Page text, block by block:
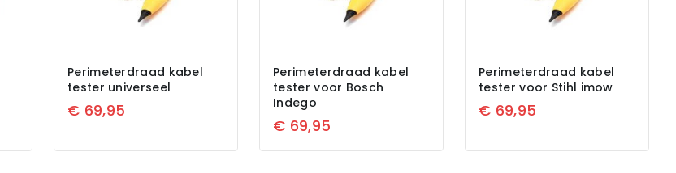
Perimeterdraad kabel
tester universeel
€ 69,95
Perimeterdraad kabel
tester voor Bosch
Indego
€ 69,95
Perimeterdraad kabel
tester voor Stihl imow
€ 69,95